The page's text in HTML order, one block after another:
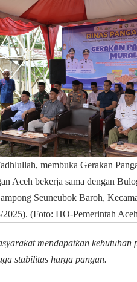
membuka Gerakan
Aceh bekerja sama dengan
Seuneubok Baroh,
2025). (Foto: HO-Pemerintah
mendapatkan kebutuhan
stabilitas harga pangan.